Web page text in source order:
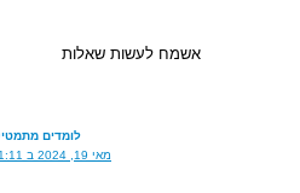
אשמח לעשות שאלות
לומדים מתמטיקה
מאי 19, 2024 ב 21:11